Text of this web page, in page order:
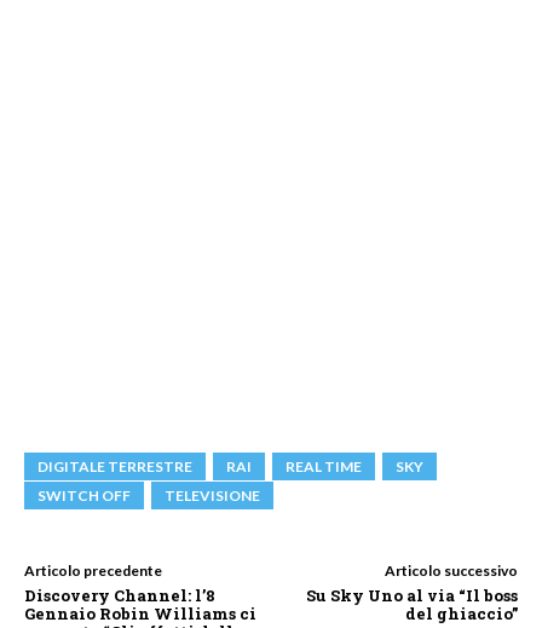
DIGITALE TERRESTRE RAI REAL TIME
SKY
SWITCH OFF
TELEVISIONE
Articolo precedente
Discovery Channel: l’8
Gennaio Robin Williams ci
Articolo successivo
Su Sky Uno al via “Il boss
del ghiaccio”